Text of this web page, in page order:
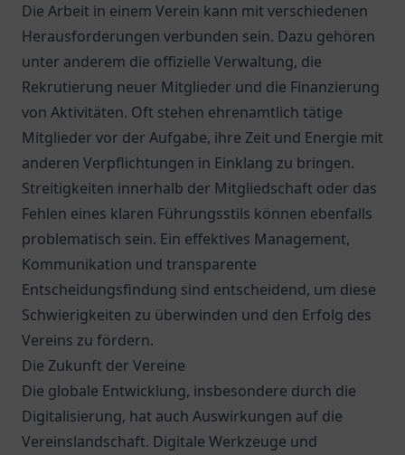
Die Arbeit in einem Verein kann mit verschiedenen
Herausforderungen verbunden sein. Dazu gehören
unter anderem die offizielle Verwaltung, die
Rekrutierung neuer Mitglieder und die Finanzierung
von Aktivitäten. Oft stehen ehrenamtlich tätige
Mitglieder vor der Aufgabe, ihre Zeit und Energie mit
anderen Verpflichtungen in Einklang zu bringen.
Streitigkeiten innerhalb der Mitgliedschaft oder das
Fehlen eines klaren Führungsstils können ebenfalls
problematisch sein. Ein effektives Management,
Kommunikation und transparente
Entscheidungsfindung sind entscheidend, um diese
Schwierigkeiten zu überwinden und den Erfolg des
Vereins zu fördern.
Die Zukunft der Vereine
Die globale Entwicklung, insbesondere durch die
Digitalisierung, hat auch Auswirkungen auf die
Vereinslandschaft. Digitale Werkzeuge und